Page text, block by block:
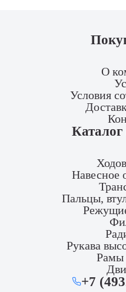
О
Условия
Навесное
Пальцы,
Рукава
Рамы
+7